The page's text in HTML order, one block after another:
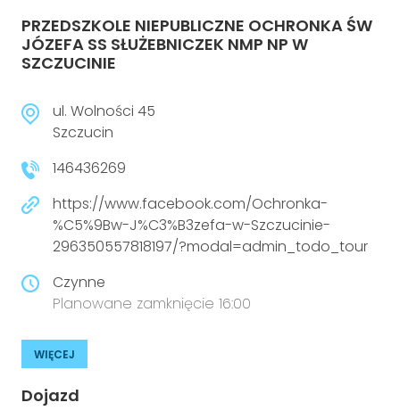
PRZEDSZKOLE NIEPUBLICZNE OCHRONKA ŚW
JÓZEFA SS SŁUŻEBNICZEK NMP NP W
SZCZUCINIE
ul. Wolności 45
Szczucin
146436269
https://www.facebook.com/Ochronka-
%C5%9Bw-J%C3%B3zefa-w-Szczucinie-
296350557818197/?modal=admin_todo_tour
Czynne
Planowane zamknięcie 16:00
WIĘCEJ
Dojazd